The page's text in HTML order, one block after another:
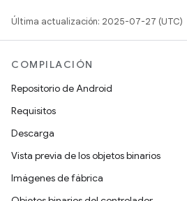
Última actualización: 2025-07-27 (UTC)
COMPILACIÓN
Repositorio de Android
Requisitos
Descarga
Vista previa de los objetos binarios
Imágenes de fábrica